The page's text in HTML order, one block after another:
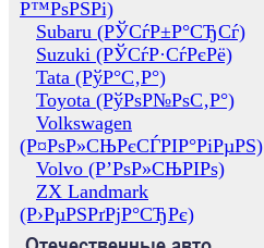
Р™РѕРЅРі)
Subaru (РЎСѓР±Р°СЂСѓ)
Suzuki (РЎСѓР·СѓРєРё)
Tata (РўР°С‚Р°)
Toyota (РўРѕР№РѕС‚Р°)
Volkswagen
(Р¤РѕР»СЊРєСЃРІР°РіРµРЅ)
Volvo (Р’РѕР»СЊРІРѕ)
ZX Landmark
(Р›РµРЅРґРјР°СЂРє)